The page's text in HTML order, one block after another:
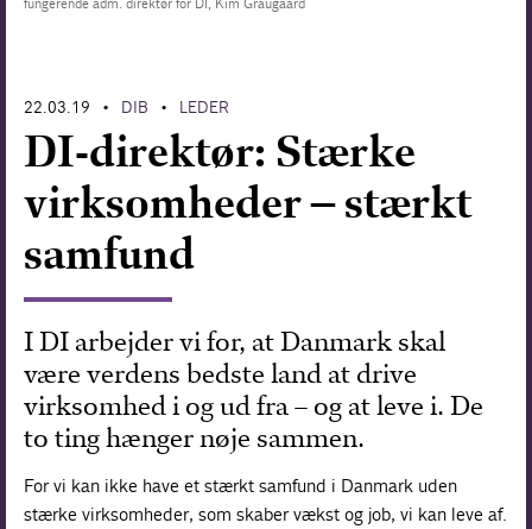
22.03.19 • DIB • LEDER
DI-direktør: Stærke
virksomheder – stærkt
samfund
I DI arbejder vi for, at Danmark skal
være verdens bedste land at drive
virksomhed i og ud fra – og at leve i. De
to ting hænger nøje sammen.
For vi kan ikke have et stærkt samfund i Danmark uden
stærke virksomheder, som skaber vækst og job, vi kan leve af.